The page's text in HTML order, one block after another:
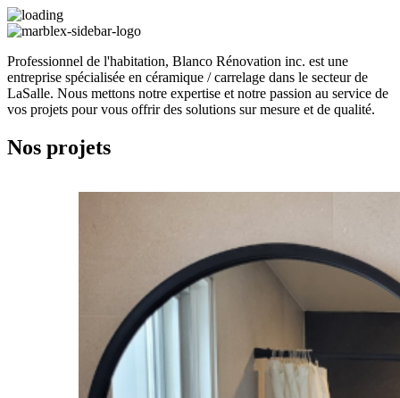
Professionnel de l'habitation, Blanco Rénovation inc. est une
entreprise spécialisée en céramique / carrelage dans le secteur de
LaSalle. Nous mettons notre expertise et notre passion au service de
vos projets pour vous offrir des solutions sur mesure et de qualité.
Nos projets